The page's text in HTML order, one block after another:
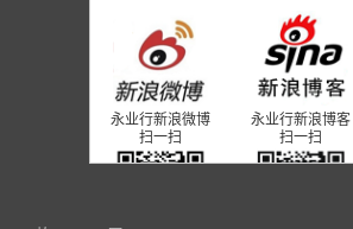
永业行新浪微博
扫一扫
永业行新浪博客
扫一扫